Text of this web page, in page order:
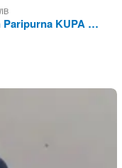
Paripurna KUPA …